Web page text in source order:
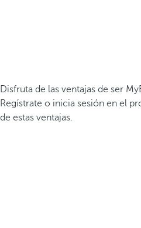
Disfruta de las ventajas de ser
Regístrate o inicia sesión en el
de estas ventajas.